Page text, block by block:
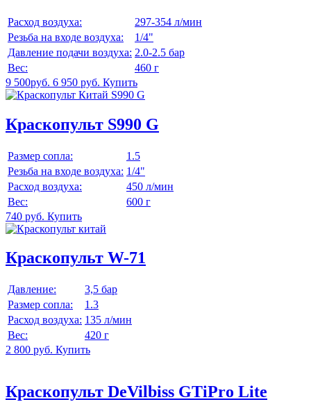
Расход воздуха:
297-354 л/мин
Резьба на входе воздуха:
1/4"
Давление подачи воздуха: 2.0-2.5 бар
Вес:
460 г
9 500руб. 6 950 руб. Купить
Краскопульт S990 G
Размер сопла:
1.5
Резьба на входе воздуха: 1/4"
Расход воздуха:
450 л/мин
Вес:
600 г
740 руб. Купить
Краскопульт W-71
Давление:
3,5 бар
Размер сопла:
1.3
Расход воздуха: 135 л/мин
Вес:
420 г
2 800 руб. Купить
Краскопульт DeVilbiss GTiPro Lite